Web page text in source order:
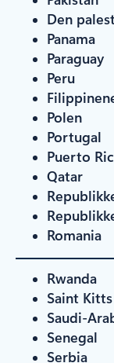
Den
Panama
Paraguay
Peru
Polen
Portugal
Puerto
Qatar
Romania
Rwanda
Saint
Saudi-
Senegal
Serbia